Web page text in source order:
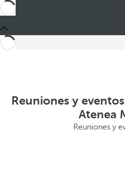
Reuniones y
Atenea
Reuniones y